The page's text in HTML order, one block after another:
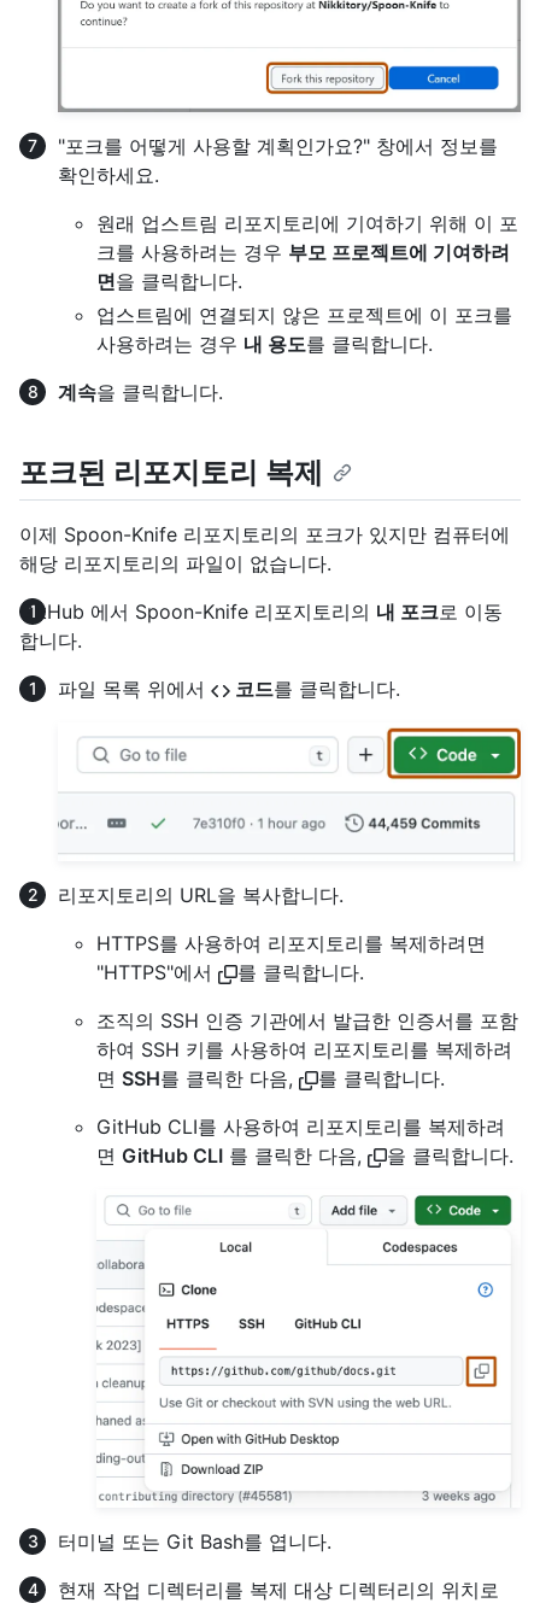
"포크를 어떻게 사용할 계획인가요?" 창에서 정보를
확인하세요.
원래 업스트림 리포지토리에 기여하기 위해 이 포
크를 사용하려는 경우 부모 프로젝트에 기여하려
면을 클릭합니다.
업스트림에 연결되지 않은 프로젝트에 이 포크를
사용하려는 경우 내 용도를 클릭합니다.
계속을 클릭합니다.
포크된 리포지토리 복제
이제 Spoon-Knife 리포지토리의 포크가 있지만 컴퓨터에
해당 리포지토리의 파일이 없습니다.
GitHub 에서 Spoon-Knife 리포지토리의 내 포크로 이동
합니다.
파일 목록 위에서
코드를 클릭합니다.
리포지토리의 URL을 복사합니다.
HTTPS를 사용하여 리포지토리를 복제하려면
"HTTPS"에서
를 클릭합니다.
조직의 SSH 인증 기관에서 발급한 인증서를 포함
하여 SSH 키를 사용하여 리포지토리를 복제하려
면 SSH를 클릭한 다음,
를 클릭합니다.
GitHub CLI를 사용하여 리포지토리를 복제하려
면 GitHub CLI 를 클릭한 다음, 을 클릭합니다.
터미널 또는 Git Bash를 엽니다.
현재 작업 디렉터리를 복제 대상 디렉터리의 위치로